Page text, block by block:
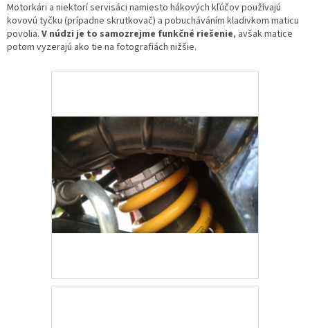
Motorkári a niektorí servisáci namiesto hákových kľúčov používajú
kovovú tyčku (prípadne skrutkovač) a pobucháváním kladivkom maticu
povolia. V núdzi je to samozrejme funkčné riešenie, avšak matice
potom vyzerajú ako tie na fotografiách nižšie.